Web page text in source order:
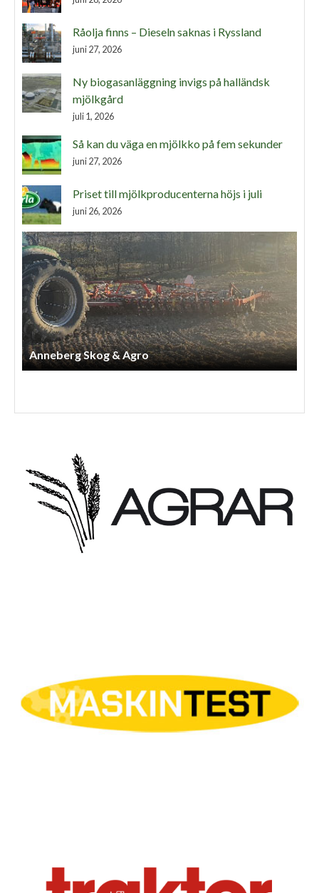
Råolja finns – Dieseln saknas i Ryssland
juni 27, 2026
Ny biogasanläggning invigs på halländsk
mjölkgård
juli 1, 2026
Så kan du väga en mjölkko på fem sekunder
juni 27, 2026
Priset till mjölkproducenterna höjs i juli
juni 26, 2026
Anneberg Skog & Agro